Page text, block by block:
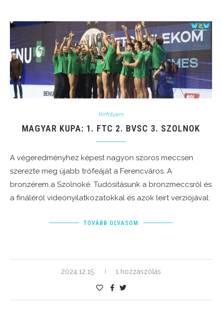
Hírfolyam
MAGYAR KUPA: 1. FTC 2. BVSC 3. SZOLNOK
A végeredményhez képest nagyon szoros meccsen
szerezte meg újabb trófeáját a Ferencváros. A
bronzérem a Szolnoké. Tudósításunk a bronzmeccsről és
a fináléról videónyilatkozatokkal és azok leírt verziójával:
TOVÁBB OLVASOM
2024.12.15. 1 hozzászólás